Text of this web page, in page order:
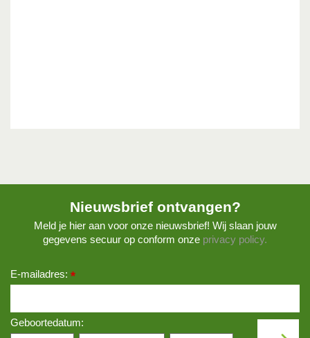
Nieuwsbrief ontvangen?
Meld je hier aan voor onze nieuwsbrief! Wij slaan jouw
gegevens secuur op conform onze privacy policy.
E-mailadres: *
Geboortedatum: